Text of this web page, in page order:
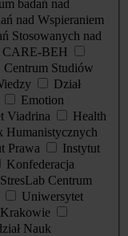
badań nad
nad Wspieraniem
Stosowanych nad
CARE-BEH
Centrum Studiów
Dział
Emotion
Viadrina
Health
Humanistycznych
Prawa
Instytut
Konfederacja
StresLab Centrum
Uniwersytet
Nauk